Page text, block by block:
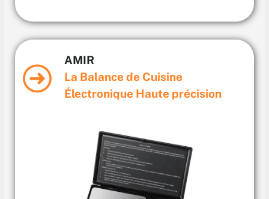
AMIR
La Balance de Cuisine
Électronique Haute précision